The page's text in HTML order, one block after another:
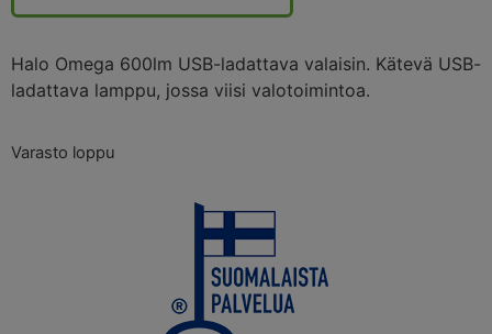
Halo Omega 600lm USB-ladattava valaisin. Kätevä USB-
ladattava lamppu, jossa viisi valotoimintoa.
Varasto loppu